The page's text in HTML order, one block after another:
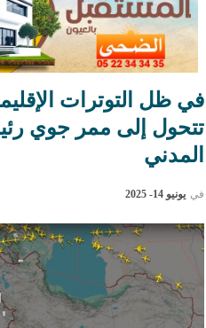
في ظل التوترات
تتحول إلى ممر جوي
المدني
في يونيو 14- 2025